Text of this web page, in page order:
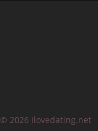
© 2026 ilovedating.net